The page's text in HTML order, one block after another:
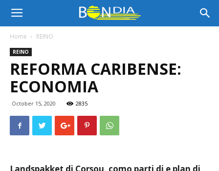
Bon
Dia
Home REINO
REINO
REFORMA CARIBENSE:
ECONOMIA
October 15, 2020 2835